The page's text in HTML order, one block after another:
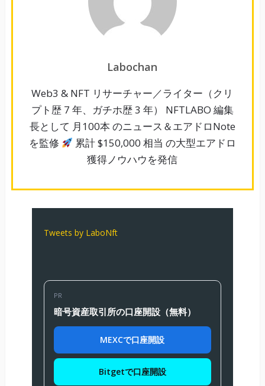
Labochan
Web3 & NFT リサーチャー／ライター（クリ
プト歴 7 年、ガチホ歴 3 年） NFTLABO 編集
長として 月100本 のニュース＆エアドロNote
を監修
累計 $150,000 相当 の大型エアドロ
獲得ノウハウを発信
Tweets by LaboNft
PR
暗号資産取引所の口座開設（無料）
MEXCで口座開設
Bitgetで口座開設